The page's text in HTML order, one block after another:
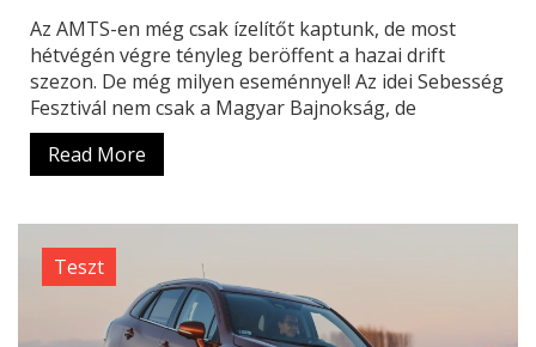
Az AMTS-en még csak ízelítőt kaptunk, de most
hétvégén végre tényleg beröffent a hazai drift
szezon. De még milyen eseménnyel! Az idei Sebesség
Fesztivál nem csak a Magyar Bajnokság, de
Read More
Teszt